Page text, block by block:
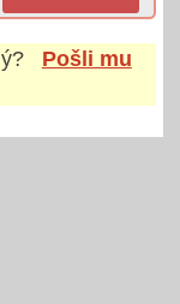
?
Pošli mu